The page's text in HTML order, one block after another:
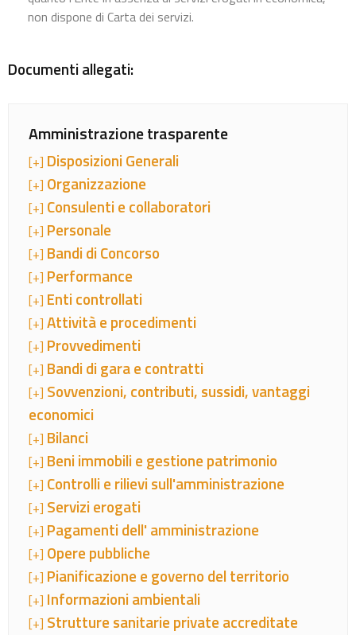
non dispone di Carta dei servizi.
Documenti allegati:
Amministrazione trasparente
[+] Disposizioni Generali
[+] Organizzazione
[+] Consulenti e collaboratori
[+] Personale
[+] Bandi di Concorso
[+] Performance
[+] Enti controllati
[+] Attività e procedimenti
[+] Provvedimenti
[+] Bandi di gara e contratti
[+] Sovvenzioni, contributi, sussidi, vantaggi
economici
[+] Bilanci
[+] Beni immobili e gestione patrimonio
[+] Controlli e rilievi sull'amministrazione
[+] Servizi erogati
[+] Pagamenti dell' amministrazione
[+] Opere pubbliche
[+] Pianificazione e governo del territorio
[+] Informazioni ambientali
[+] Strutture sanitarie private accreditate